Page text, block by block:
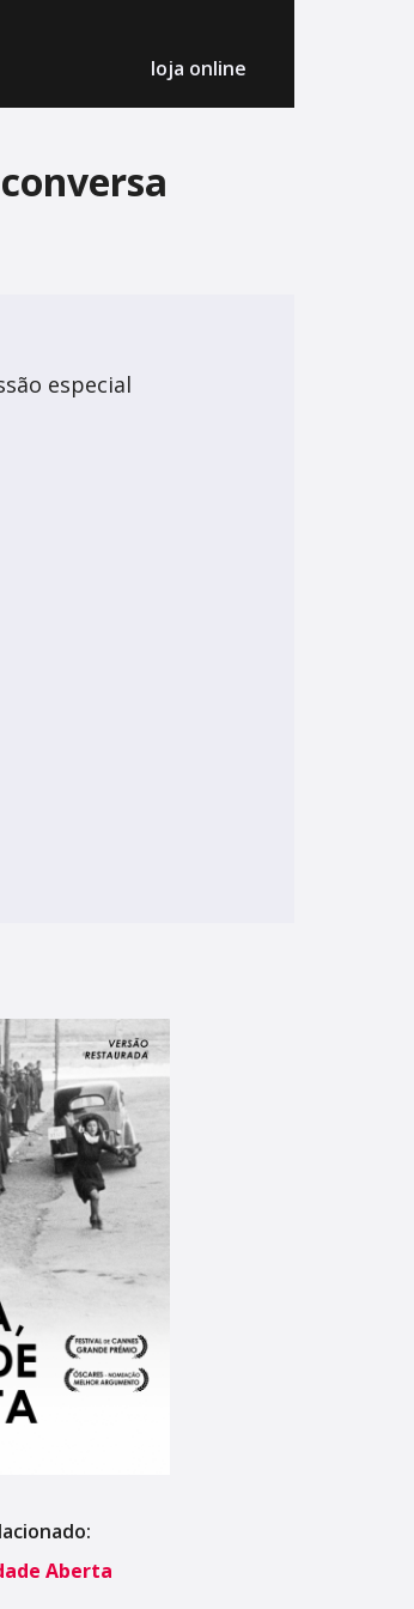
loja online
especial
Aberta